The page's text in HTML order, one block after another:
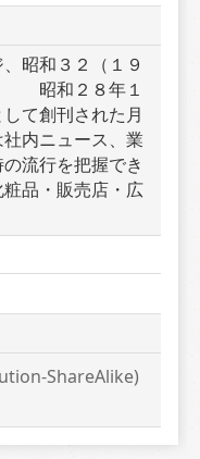
昭和３２（１９
　昭和２８年１
て創刊された月
内ニュース、業
流行を把握でき
品・販売店・広
ShareAlike)